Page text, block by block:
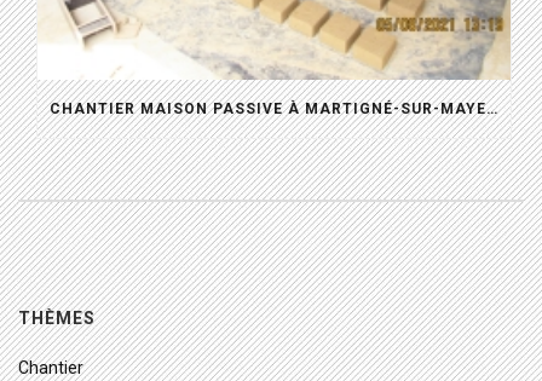
CHANTIER MAISON PASSIVE À MARTIGNÉ-SUR-MAYENNE (53)
THÈMES
Chantier